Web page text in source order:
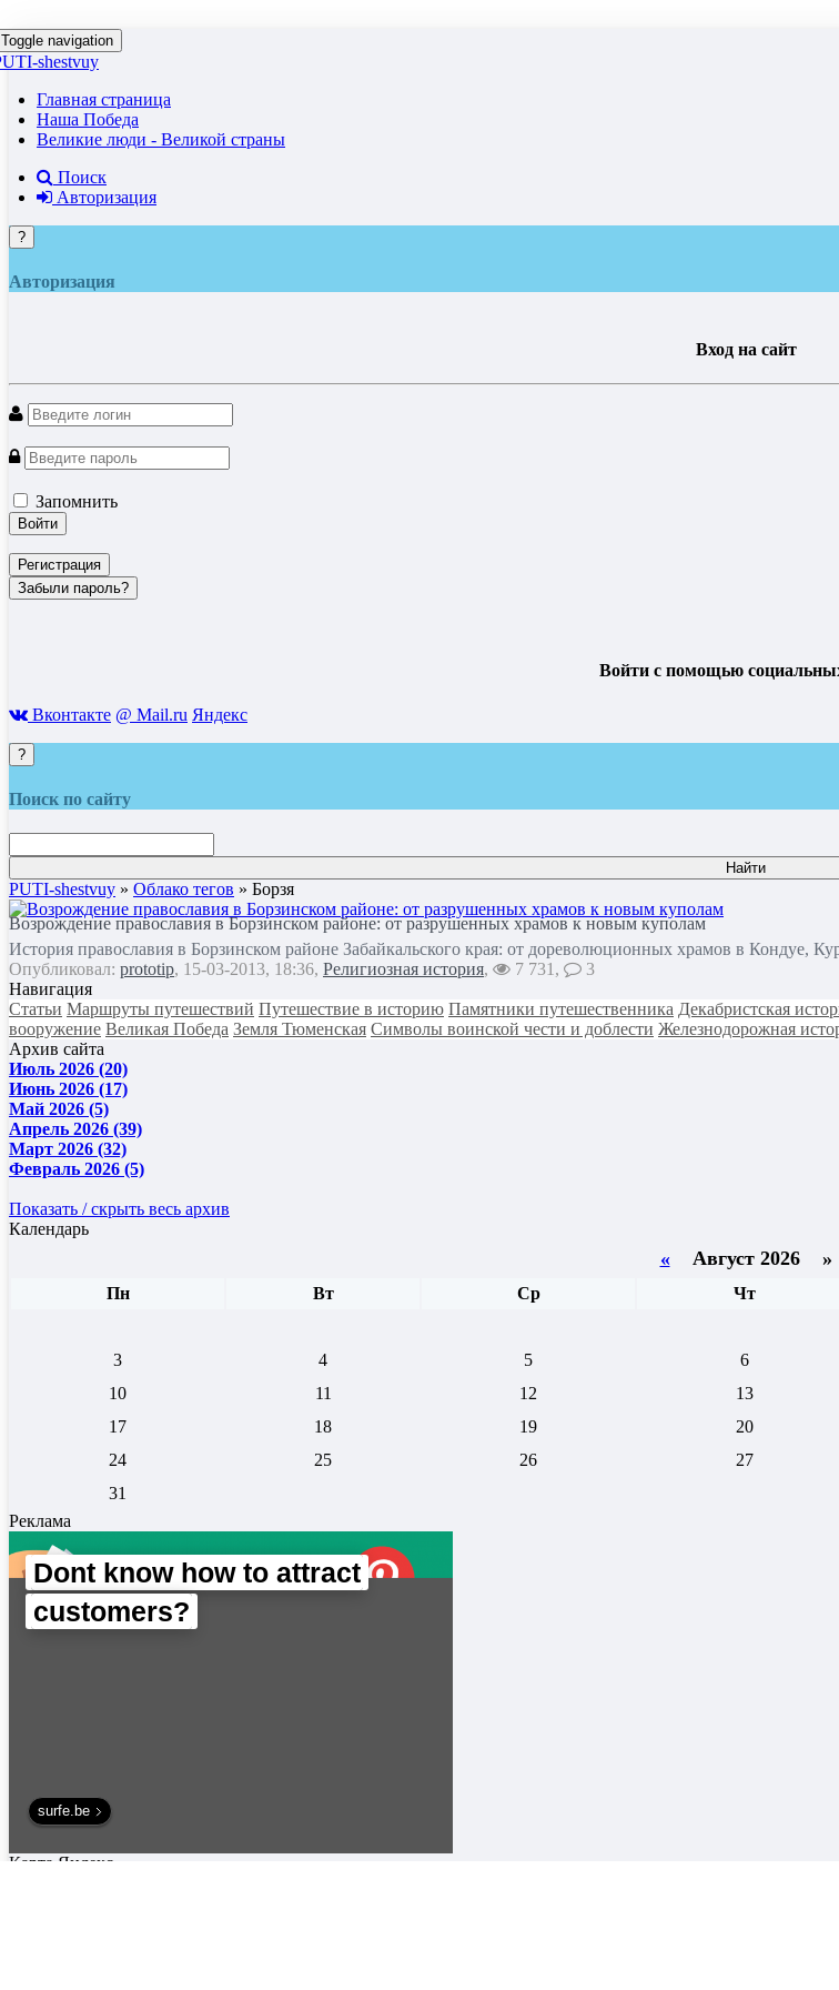
Toggle navigation
shestvuy
Главная страница
Наша Победа
Великие люди - Великой страны
Поиск
Авторизация
?
Авторизация
Вход на сайт
Запомнить
Войти
Регистрация
Забыли пароль?
Войти с помощью
Вконтакте @ Mail.ru Яндекс
?
Поиск по сайту
PUTI-shestvuy » Облако тегов » Борзя
Возрождение православия в Борзинском районе: от разрушенных храмов к новым куполам
История православия в Борзинском районе Забайкальского края: от дореволюционных храмов в Кондуе,
Опубликовал: prototip, 15-03-2013, 18:36, Религиозная история, 7 731,
3
Навигация
Статьи Маршруты путешествий Путешествие в историю Памятники путешественника Декабристская
вооружение Великая Победа Земля Тюменская Символы воинской чести и доблести Железнодорожная
Архив сайта
Июль 2026 (20)
Июнь 2026 (17)
Май 2026 (5)
Апрель 2026 (39)
Март 2026 (32)
Февраль 2026 (5)
Показать / скрыть весь архив
Календарь
«Август 2026 »
Пн Вт Ср Чт
3
4 5 6
10
11 12 13
17
18 19 20
24
25 26 27
31
Реклама
Dont know how to attract
customers?
surfe.be
Карта Яндекс